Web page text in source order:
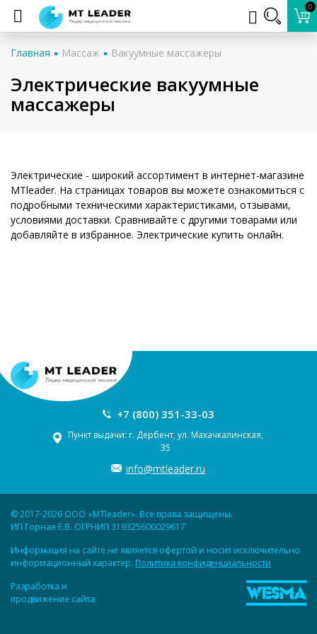
0
Главная Массаж Вакуумные массажеры
Электрические вакуумные
массажеры
Электрические - широкий ассортимент в интернет-магазине
MTleader. На страницах товаров вы можете ознакомиться с
подробными техническими характеристиками, отзывами,
условиями доставки. Сравнивайте с другими товарами или
добавляйте в избранное. Электрические купить онлайн.
+7 (800) 351-33-03
Пункт выдачи: г. Дербент, ул. Махачкалинская,
35
info@mtleader.ru
© 2017-2026 ООО «MTleader». Все права защищены.
ИП Горная Е.В. ОГРНИП 319325600029617
Информация на сайте не является офертой и носит исключительно
информационный характер. Политика конфиденциальности
Разработка и
продвижение сайта: